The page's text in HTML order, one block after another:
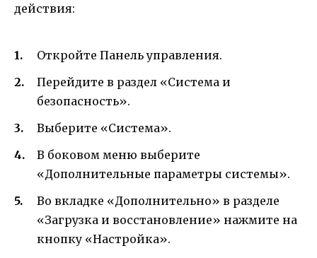
действия:
Откройте Панель управления.
Перейдите в раздел «Система и
безопасность».
Выберите «Система».
В боковом меню выберите
«Дополнительные параметры системы».
Во вкладке «Дополнительно» в разделе
«Загрузка и восстановление» нажмите на
кнопку «Настройка».